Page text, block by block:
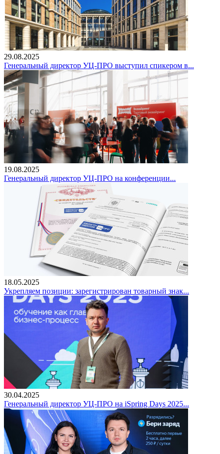
29.08.2025
Генеральный директор УЦ-ПРО выступил спикером в...
19.08.2025
Генеральный директор УЦ-ПРО на конференции...
18.05.2025
Укрепляем позиции: зарегистрирован товарный знак...
30.04.2025
Генеральный директор УЦ-ПРО на iSpring Days 2025...